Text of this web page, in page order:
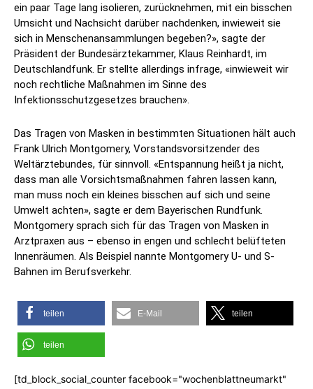
ein paar Tage lang isolieren, zurücknehmen, mit ein bisschen
Umsicht und Nachsicht darüber nachdenken, inwieweit sie
sich in Menschenansammlungen begeben?», sagte der
Präsident der Bundesärztekammer, Klaus Reinhardt, im
Deutschlandfunk. Er stellte allerdings infrage, «inwieweit wir
noch rechtliche Maßnahmen im Sinne des
Infektionsschutzgesetzes brauchen».
Das Tragen von Masken in bestimmten Situationen hält auch
Frank Ulrich Montgomery, Vorstandsvorsitzender des
Weltärztebundes, für sinnvoll. «Entspannung heißt ja nicht,
dass man alle Vorsichtsmaßnahmen fahren lassen kann,
man muss noch ein kleines bisschen auf sich und seine
Umwelt achten», sagte er dem Bayerischen Rundfunk.
Montgomery sprach sich für das Tragen von Masken in
Arztpraxen aus – ebenso in engen und schlecht belüfteten
Innenräumen. Als Beispiel nannte Montgomery U- und S-
Bahnen im Berufsverkehr.
teilen E-Mail teilen
teilen
[td_block_social_counter facebook="wochenblattneumarkt"